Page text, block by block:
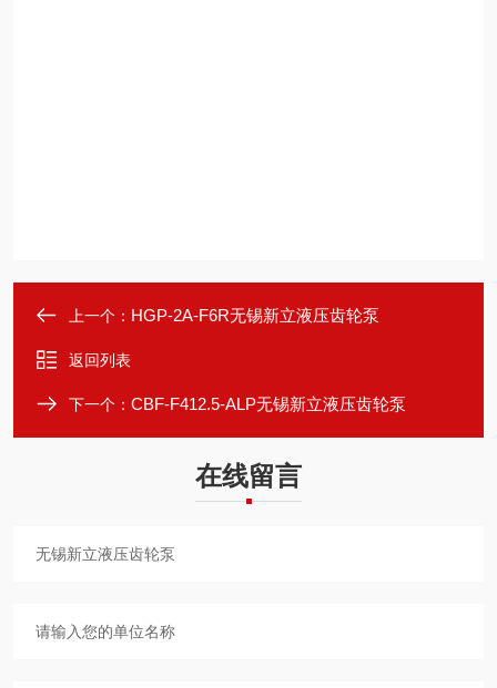
上一个： HGP-2A-F6R无锡新立液压齿轮泵
返回列表
下一个： CBF-F412.5-ALP无锡新立液压齿轮泵
在线留言